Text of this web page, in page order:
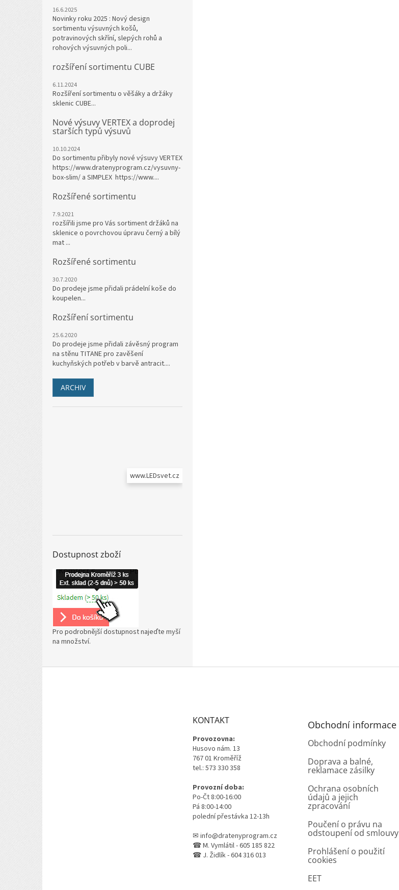
16.6.2025
Novinky roku 2025 : Nový design
sortimentu výsuvných košů,
potravinových skříní, slepých rohů a
rohových výsuvných poli...
rozšíření sortimentu CUBE
6.11.2024
Rozšíření sortimentu o věšáky a držáky
sklenic CUBE...
Nové výsuvy VERTEX a doprodej
starších typů výsuvů
10.10.2024
Do sortimentu přibyly nové výsuvy VERTEX
https://www.dratenyprogram.cz/vysuvny-
box-slim/ a SIMPLEX https://www....
Rozšířené sortimentu
7.9.2021
rozšířili jsme pro Vás sortiment držáků na
sklenice o povrchovou úpravu černý a bílý
mat ...
Rozšířené sortimentu
30.7.2020
Do prodeje jsme přidali prádelní koše do
koupelen...
Rozšíření sortimentu
25.6.2020
Do prodeje jsme přidali závěsný program
na stěnu TITANE pro zavěšení
kuchyňských potřeb v barvě antracit....
ARCHIV
www.LEDsvet.cz
Dostupnost zboží
Pro podrobnější dostupnost najeďte myší
na množství.
KONTAKT
Provozovna:
Husovo nám. 13
767 01 Kroměříž
tel.: 573 330 358
Provozní doba:
Po-Čt 8:00-16:00
Pá 8:00-14:00
polední přestávka 12-13h
✉ info@dratenyprogram.cz
☎ M. Vymlátil - 605 185 822
☎ J. Židlík - 604 316 013
Obchodní informace
Obchodní podmínky
Doprava a balné,
reklamace zásilky
Ochrana osobních
údajů a jejich
zpracování
Poučení o právu na
odstoupení od smlouvy
Prohlášení o použití
cookies
EET